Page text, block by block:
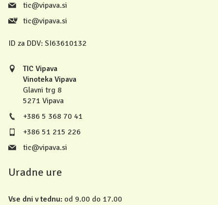
tic@vipava.si
tic@vipava.si
ID za DDV: SI63610132
TIC Vipava
Vinoteka Vipava
Glavni trg 8
5271 Vipava
+386 5 368 70 41
+386 51 215 226
tic@vipava.si
Uradne ure
Vse dni v tednu: od 9.00 do 17.00